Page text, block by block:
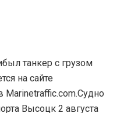
танкер с грузом
на сайте
Высоцк 2 августа